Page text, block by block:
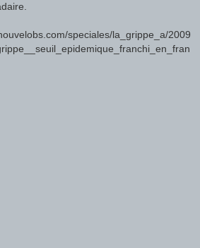
speciales/la_grippe_a/2009